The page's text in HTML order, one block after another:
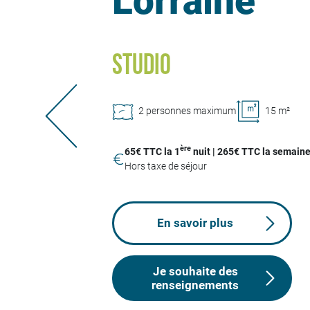
STUDIO
2 personnes maximum 15 m²
65€ TTC la 1ère nuit | 265€ TTC la semaine
Hors taxe de séjour
En savoir plus
Je souhaite des
renseignements